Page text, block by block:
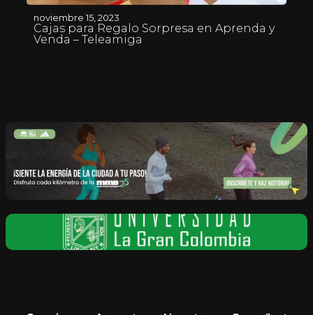
noviembre 15, 2023
Cajas para Regalo Sorpresa en Aprenda y
Venda – Teleamiga